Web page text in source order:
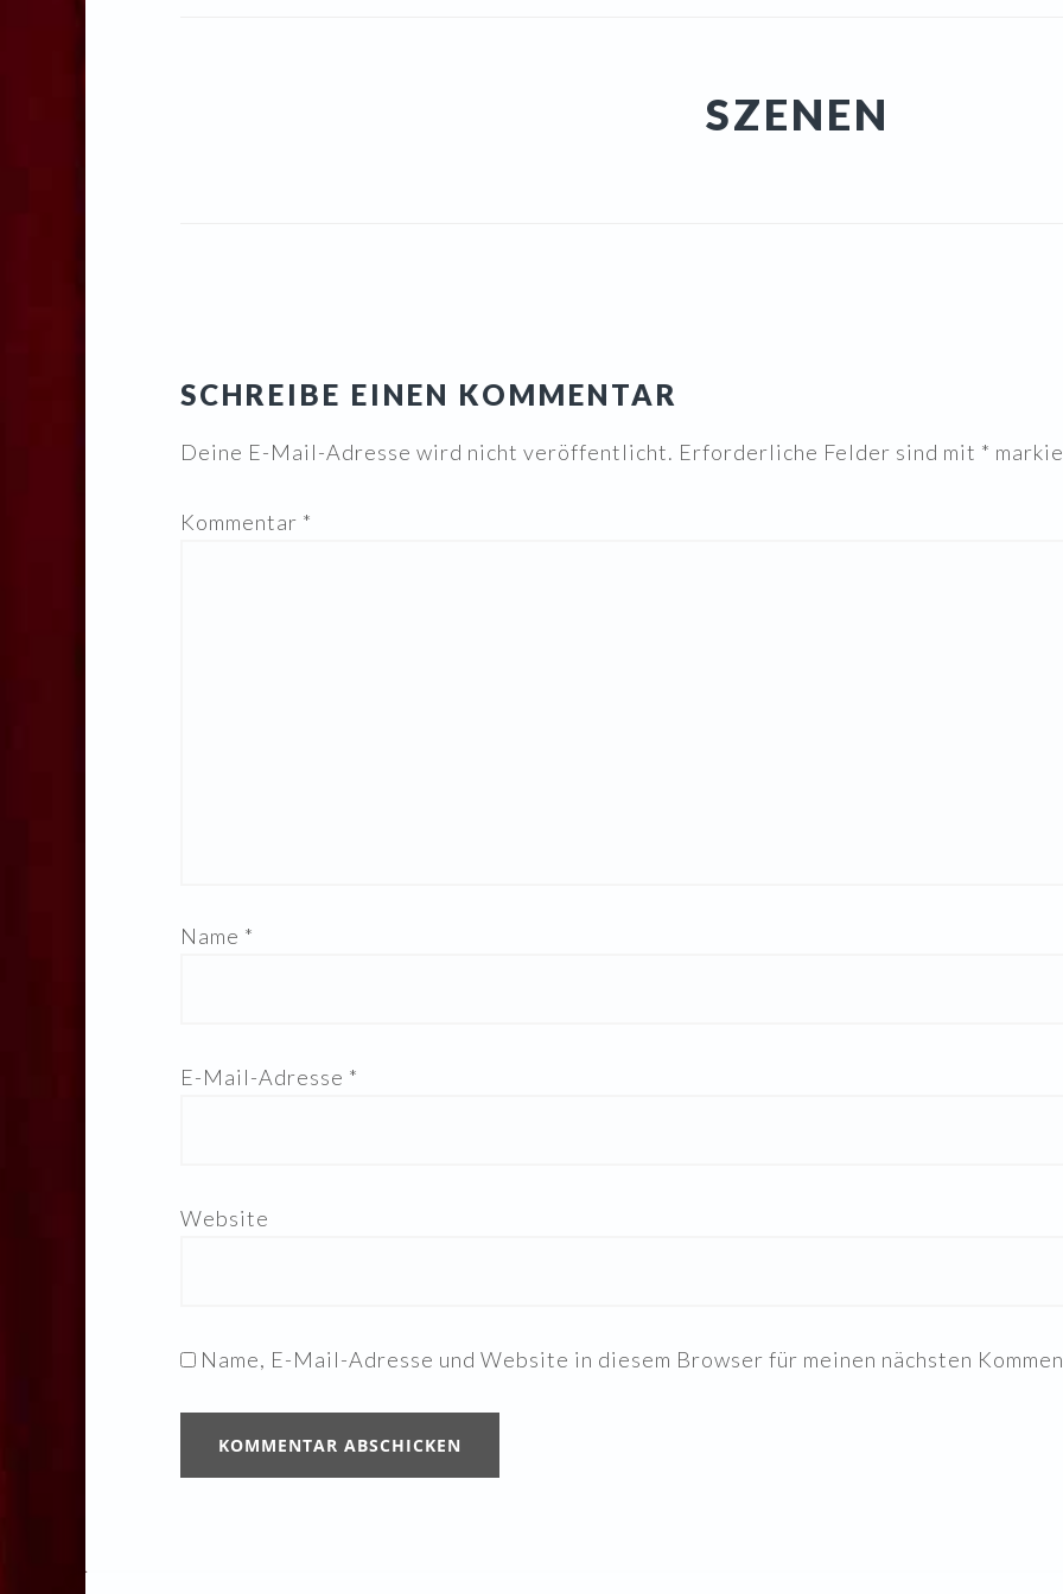
SZENEN
SCHREIBE EINEN KOMMENTAR
Deine E-Mail-Adresse wird nicht veröffentlicht. Erforderliche Felder sind mit *
Kommentar *
Name *
E-Mail-Adresse *
Website
Name, E-Mail-Adresse und Website in diesem Browser für meinen nächsten